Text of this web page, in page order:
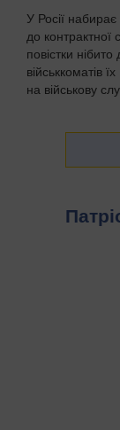
У Росії
до контрактної
повістки
військкоматів
на військову